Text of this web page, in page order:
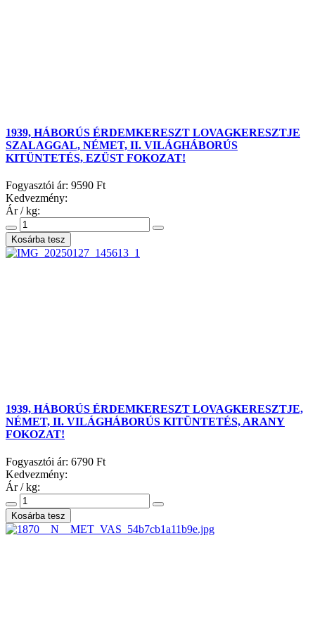
1939, HÁBORÚS ÉRDEMKERESZT LOVAGKERESZTJE
SZALAGGAL, NÉMET, II. VILÁGHÁBORÚS
KITÜNTETÉS, EZÜST FOKOZAT!
Fogyasztói ár: 9590 Ft
Kedvezmény:
Ár / kg:
1939, HÁBORÚS ÉRDEMKERESZT LOVAGKERESZTJE,
NÉMET, II. VILÁGHÁBORÚS KITÜNTETÉS, ARANY
FOKOZAT!
Fogyasztói ár: 6790 Ft
Kedvezmény:
Ár / kg: